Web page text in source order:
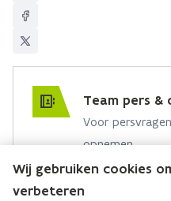
Team pers &
Voor
opnemen.
Hebt u een persvraag?
Wij gebruiken cookies
verbeteren